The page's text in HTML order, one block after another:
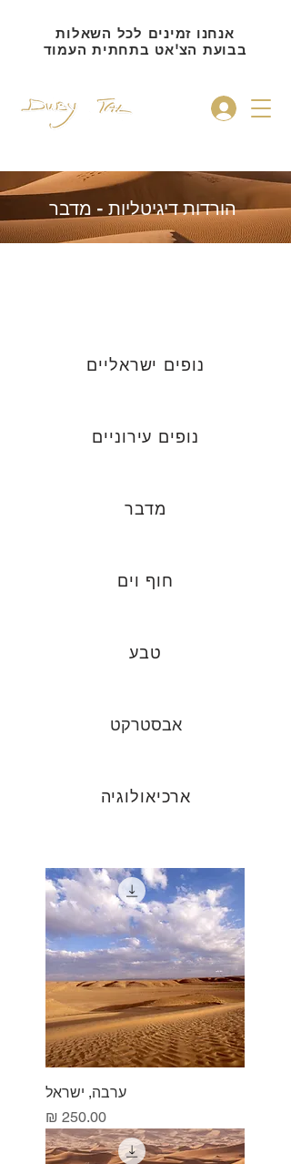
אנחנו זמינים לכל השאלות
בבועת הצ'אט בתחתית העמוד
הורדות דיגיטליות - מדבר
נופים ישראליים
נופים עירוניים
מדבר
חוף וים
טבע
אבסטרקט
ארכיאולוגיה
ערבה, ישראל
מחיר